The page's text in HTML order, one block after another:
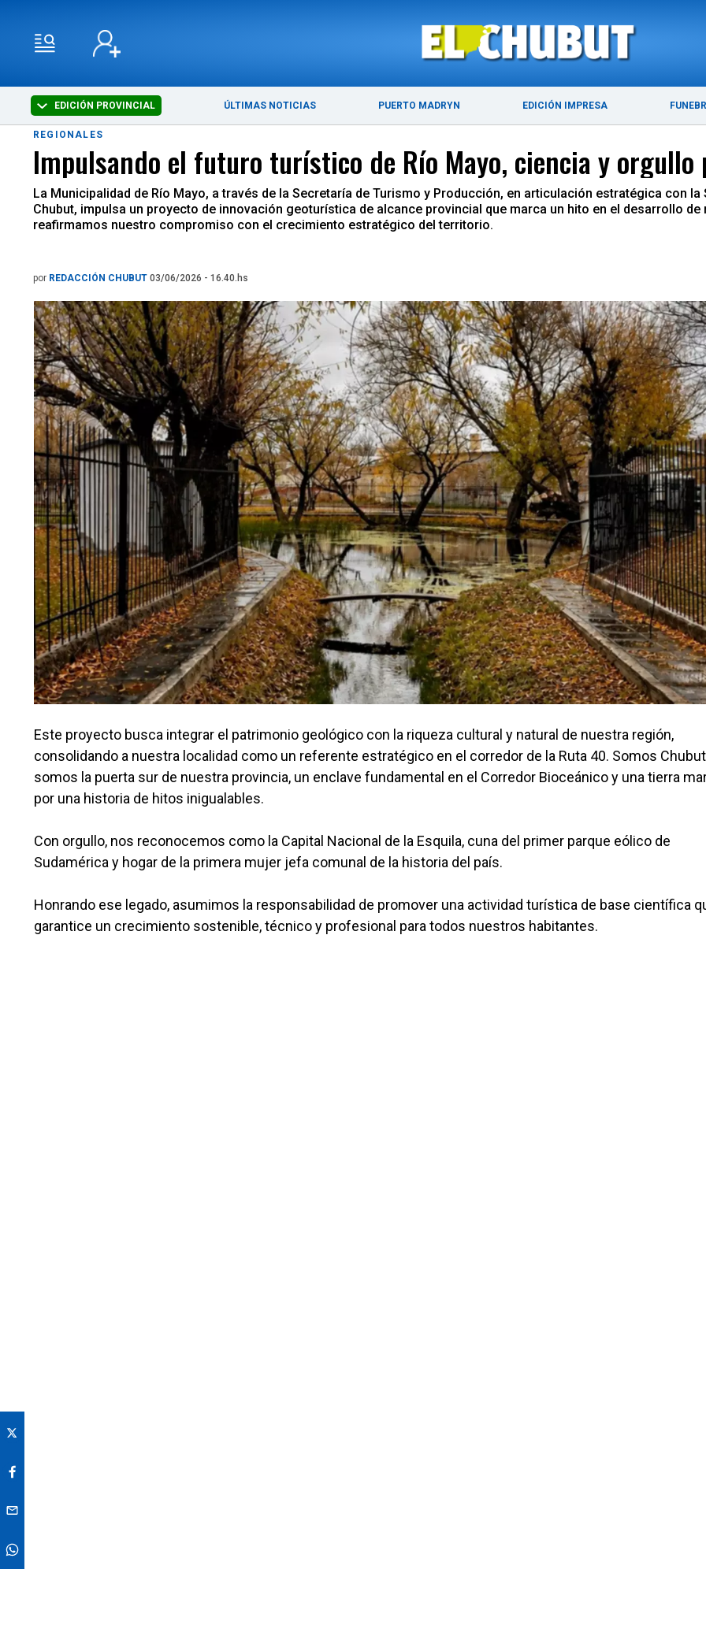
EDICIÓN PROVINCIAL ÚLTIMAS NOTICIAS PUERTO MADRYN EDICIÓN IMPRESA
ÚLTIMAS NOTICIAS PUERTO MADRYN
REGIONALES
Impulsando el futuro turístico de Río Mayo, ciencia y orgullo
La Municipalidad de Río Mayo, a través de la Secretaría de Turismo y Producción, en articulación estratégica con
Chubut, impulsa un proyecto de innovación geoturística de alcance provincial que marca un hito en el desarrollo
reafirmamos nuestro compromiso con el crecimiento estratégico del territorio.
por REDACCIÓN CHUBUT 03/06/2026 - 16.40.hs
Este proyecto busca integrar el patrimonio geológico con la riqueza cultural y natural de nuestra región,
consolidando a nuestra localidad como un referente estratégico en el corredor de la Ruta 40. Somos
somos la puerta sur de nuestra provincia, un enclave fundamental en el Corredor Bioceánico y una tierra
por una historia de hitos inigualables.
Con orgullo, nos reconocemos como la Capital Nacional de la Esquila, cuna del primer parque eólico de
Sudamérica y hogar de la primera mujer jefa comunal de la historia del país.
Honrando ese legado, asumimos la responsabilidad de promover una actividad turística de base científica
garantice un crecimiento sostenible, técnico y profesional para todos nuestros habitantes.